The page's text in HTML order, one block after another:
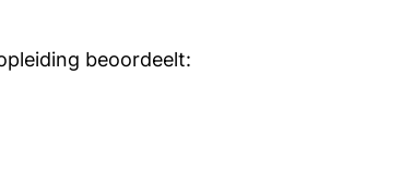
beoordeelt: